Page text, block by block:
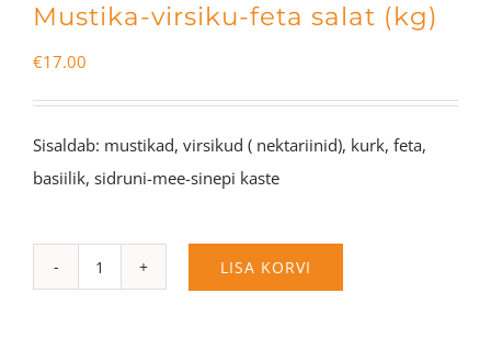
Mustika-virsiku-feta salat (kg)
€17.00
Sisaldab: mustikad, virsikud ( nektariinid), kurk, feta,
basiilik, sidruni-mee-sinepi kaste
Mustika-
virsiku-
LISA KORVI